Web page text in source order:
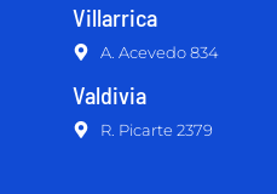
Villarrica
A. Acevedo 834
Valdivia
R. Picarte 2379